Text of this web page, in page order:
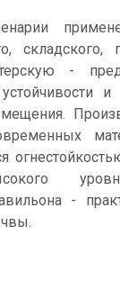
складского,
-
и
-